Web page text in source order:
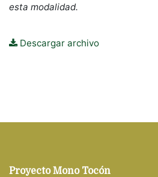
esta modalidad.
Descargar archivo
Proyecto Mono Tocón